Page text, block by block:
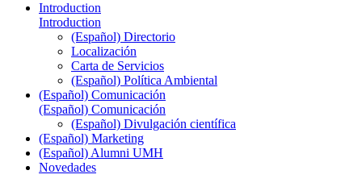
Introduction
Introduction
(Español) Directorio
Localización
Carta de Servicios
(Español) Política Ambiental
(Español) Comunicación
(Español) Comunicación
(Español) Divulgación científica
(Español) Marketing
(Español) Alumni UMH
Novedades